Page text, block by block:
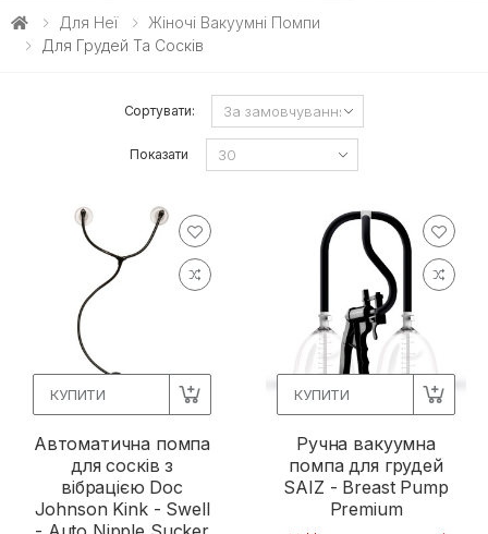
Для Неї
Жіночі Вакуумні Помпи
Для Грудей Та Сосків
Сортувати:
Показати
КУПИТИ
Автоматична помпа
для сосків з
вібрацією Doc
Johnson Kink - Swell
КУПИТИ
Ручна вакуумна
помпа для грудей
SAIZ - Breast Pump
Premium